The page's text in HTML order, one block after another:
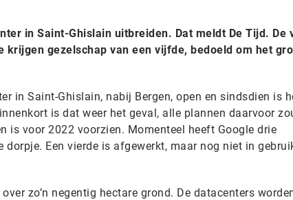
in Saint-Ghislain uitbreiden. Dat meldt De Tijd. De
krijgen gezelschap van een vijfde, bedoeld om het
in Saint-Ghislain, nabij Bergen, open en sindsdien is
is dat weer het geval, alle plannen daarvoor
is voor 2022 voorzien. Momenteel heeft Google drie
dorpje. Een vierde is afgewerkt, maar nog niet in
zo’n negentig hectare grond. De datacenters